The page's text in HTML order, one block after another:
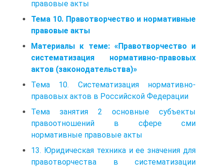
правовые акты
Тема 10. Правотворчество и нормативные
правовые акты
Материалы к теме: «Правотворчество и
систематизация нормативно-правовых
актов (законодательства)»
Тема 10. Систематизация нормативно-
правовых актов в Российской Федерации
Тема занятия 2 основные субъекты
правоотношений в сфере сми
нормативные правовые акты
13. Юридическая техника и ее значения для
правотворчества в систематизации